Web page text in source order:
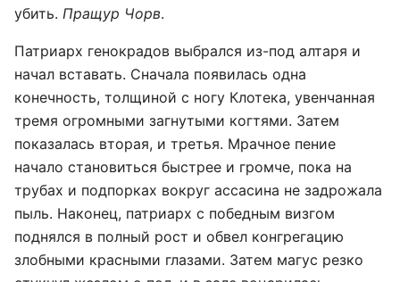
убить. Пращур Чорв.
Патриарх генокрадов выбрался из-под алтаря и
начал вставать. Сначала появилась одна
конечность, толщиной с ногу Клотека, увенчанная
тремя огромными загнутыми когтями. Затем
показалась вторая, и третья. Мрачное пение
начало становиться быстрее и громче, пока на
трубах и подпорках вокруг ассасина не задрожала
пыль. Наконец, патриарх с победным визгом
поднялся в полный рост и обвел конгрегацию
злобными красными глазами. Затем магус резко